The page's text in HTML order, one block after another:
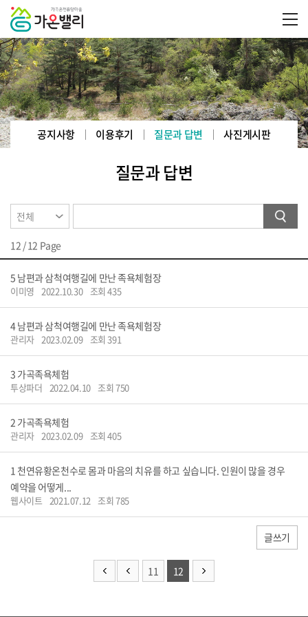
공지사항 이용후기 질문과 답변 사진게시판
질문과 답변
12 / 12 Page
5 남편과 삼척여행길에 만난 족욕체험장
이미영 2022.10.30 조회 435
4남편과 삼척여행길에 만난 족욕체험장
관리자 2023.02.09 조회 391
3 가곡족욕체험
투상파더 2022.04.10 조회 750
2 가곡족욕체험
관리자 2023.02.09 조회 405
1 천연유황온천수로 몸과 마음의 치유를 하고 싶습니다. 인원이 많을 경우
예약을 어떻게...
웹사이트 2021.07.12 조회 785
글쓰기
11 12